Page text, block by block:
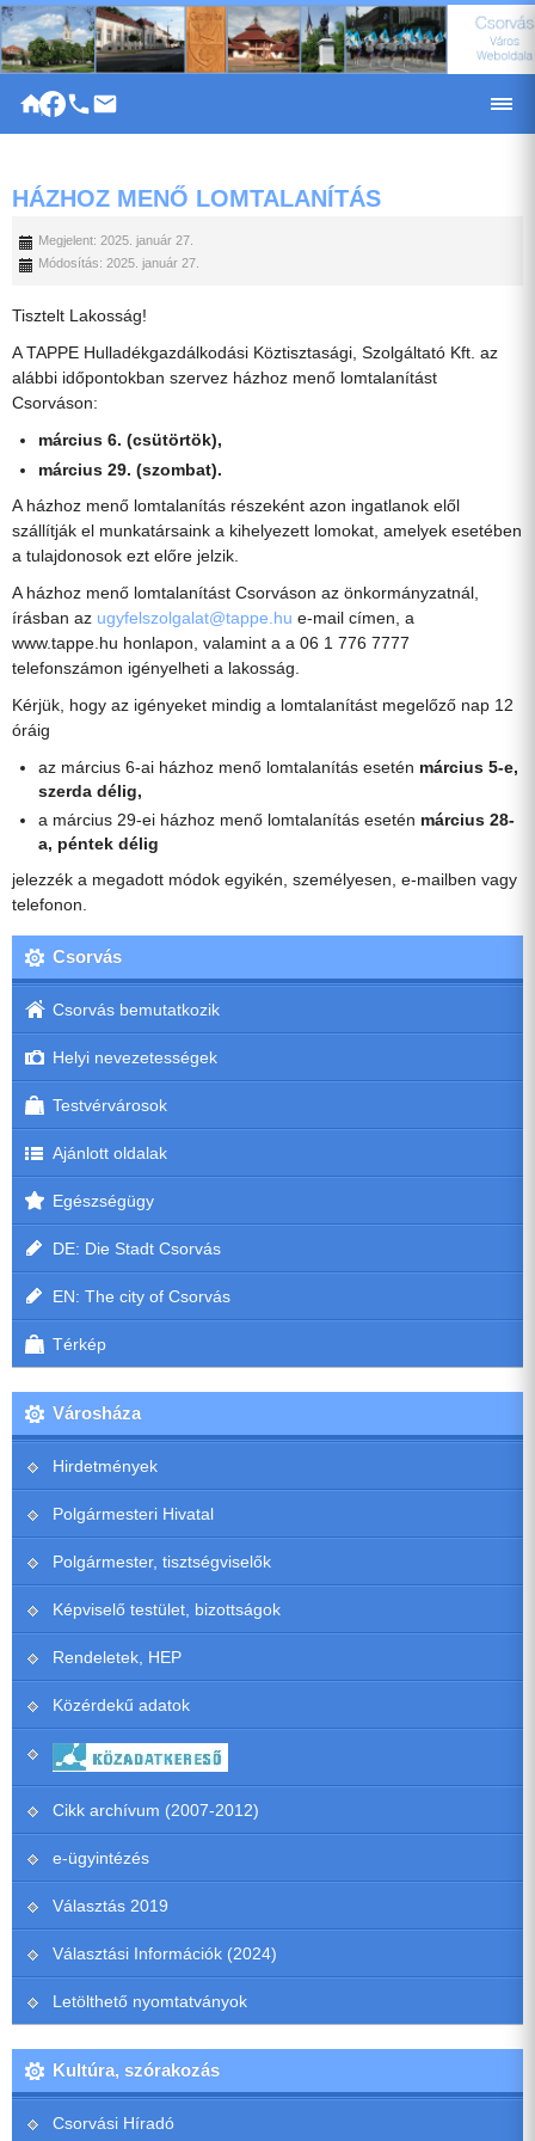
|
HÁZHOZ MENŐ LOMTALANÍTÁS
Megjelent: 2025. január 27.
Módosítás: 2025. január 27.
Tisztelt Lakosság!
A TAPPE Hulladékgazdálkodási Köztisztasági, Szolgáltató Kft. az
alábbi időpontokban szervez házhoz menő lomtalanítást
Csorváson:
március 6. (csütörtök),
március 29. (szombat).
A házhoz menő lomtalanítás részeként azon ingatlanok elől
szállítják el munkatársaink a kihelyezett lomokat, amelyek esetében
a tulajdonosok ezt előre jelzik.
A házhoz menő lomtalanítást Csorváson az önkormányzatnál,
írásban az ugyfelszolgalat@tappe.hu e-mail címen, a
www.tappe.hu honlapon, valamint a a 06 1 776 7777
telefonszámon igényelheti a lakosság.
Kérjük, hogy az igényeket mindig a lomtalanítást megelőző nap 12
óráig
az március 6-ai házhoz menő lomtalanítás esetén március 5-e,
szerda délig,
a március 29-ei házhoz menő lomtalanítás esetén március 28-
a, péntek délig
jelezzék a megadott módok egyikén, személyesen, e-mailben vagy
telefonon.
Csorvás
Csorvás bemutatkozik
Helyi nevezetességek
Testvérvárosok
Ajánlott oldalak
Egészségügy
DE: Die Stadt Csorvás
EN: The city of Csorvás
Térkép
Városháza
Hirdetmények
Polgármesteri Hivatal
Polgármester, tisztségviselők
Képviselő testület, bizottságok
Rendeletek, HEP
Közérdekű adatok
Cikk archívum (2007-2012)
e-ügyintézés
Választás 2019
Választási Információk (2024)
Letölthető nyomtatványok
Kultúra, szórakozás
Csorvási Híradó